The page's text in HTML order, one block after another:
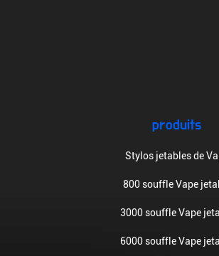
produits
Stylos jetables de
800 souffle Vape
3000 souffle Vape
6000 souffle Vape